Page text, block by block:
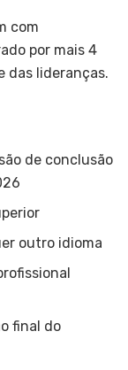
com
por mais 4
das lideranças.
de conclusão
outro idioma
final do